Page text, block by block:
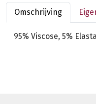
Omschrijving
95% Viscose, 5%